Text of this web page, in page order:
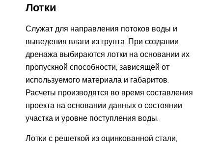
Лотки
Служат для направления потоков воды и
выведения влаги из грунта. При создании
дренажа выбираются лотки на основании их
пропускной способности, зависящей от
используемого материала и габаритов.
Расчеты производятся во время составления
проекта на основании данных о состоянии
участка и уровне поступления воды.
Лотки с решеткой из оцинкованной стали,